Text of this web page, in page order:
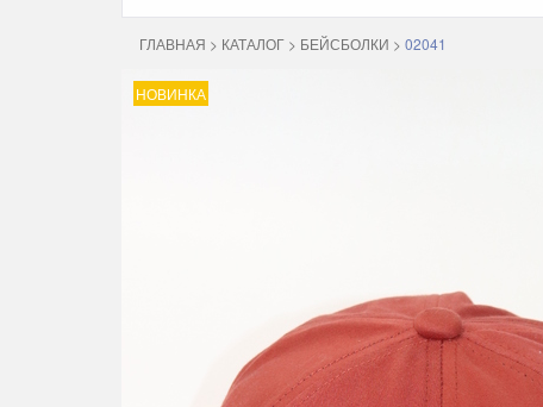
ГЛАВНАЯ > КАТАЛОГ > БЕЙСБОЛКИ > 02041
НОВИНКА